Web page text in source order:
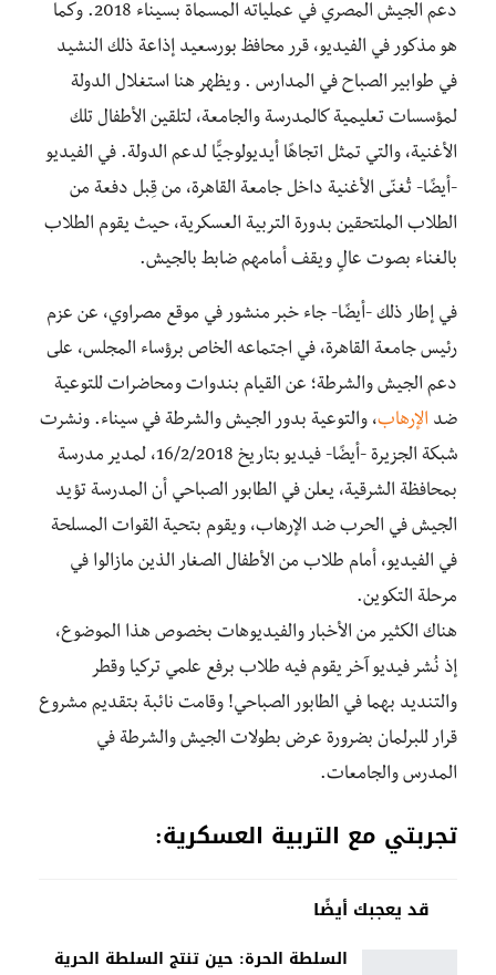
دعم الجيش المصري في عملياته المسماة بسيناء 2018. وكما
هو مذكور في الفيديو، قرر محافظ بورسعيد إذاعة ذلك النشيد
في طوابير الصباح في المدارس . ويظهر هنا استغلال الدولة
لمؤسسات تعليمية كالمدرسة والجامعة، لتلقين الأطفال تلك
الأغنية، والتي تمثل اتجاهًا أيديولوجيًّا لدعم الدولة. في الفيديو
-أيضًا- تُغنّى الأغنية داخل جامعة القاهرة، من قِبل دفعة من
الطلاب الملتحقين بدورة التربية العسكرية، حيث يقوم الطلاب
بالغناء بصوت عالٍ ويقف أمامهم ضابط بالجيش.
في إطار ذلك -أيضًا- جاء خبر منشور في موقع مصراوي، عن عزم
رئيس جامعة القاهرة، في اجتماعه الخاص برؤساء المجلس، على
دعم الجيش والشرطة؛ عن القيام بندوات ومحاضرات للتوعية
ضد الإرهاب، والتوعية بدور الجيش والشرطة في سيناء. ونشرت
شبكة الجزيرة -أيضًا- فيديو بتاريخ 16/2/2018، لمدير مدرسة
بمحافظة الشرقية، يعلن في الطابور الصباحي أن المدرسة تؤيد
الجيش في الحرب ضد الإرهاب، ويقوم بتحية القوات المسلحة
في الفيديو، أمام طلاب من الأطفال الصغار الذين مازالوا في
مرحلة التكوين.
هناك الكثير من الأخبار والفيديوهات بخصوص هذا الموضوع،
إذ نُشر فيديو آخر يقوم فيه طلاب برفع علمي تركيا وقطر
والتنديد بهما في الطابور الصباحي! وقامت نائبة بتقديم مشروع
قرار للبرلمان بضرورة عرض بطولات الجيش والشرطة في
المدرس والجامعات.
تجربتي مع التربية العسكرية:
قد يعجبك أيضًا
السلطة الحرة: حين تنتج السلطة الحرية